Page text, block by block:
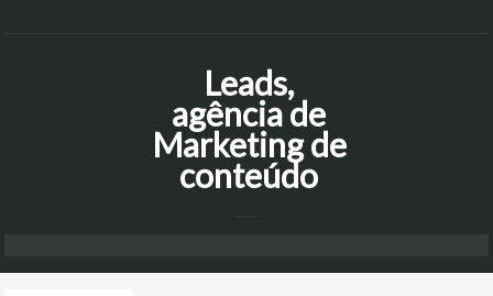
Leads,
agência de
Marketing de
conteúdo